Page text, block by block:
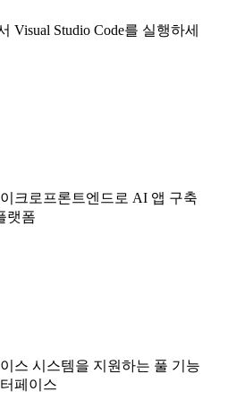
Visual Studio Code를 실행하세
크로프론트엔드로 AI 앱 구축
랫폼
스 시스템을 지원하는 풀 기능
페이스